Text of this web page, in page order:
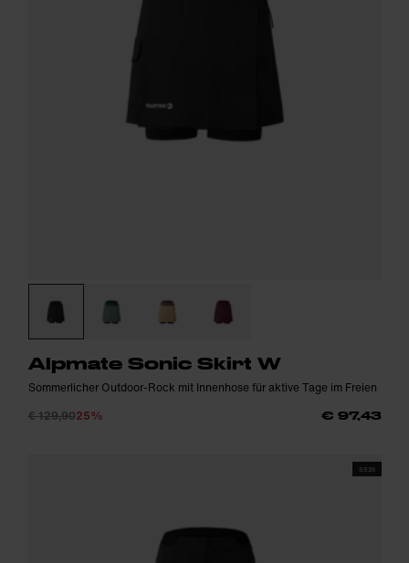
Alpmate Sonic Skirt W
Sommerlicher Outdoor-Rock mit Innenhose für aktive Tage im Freien
€ 129,9025% € 97,43
SS26